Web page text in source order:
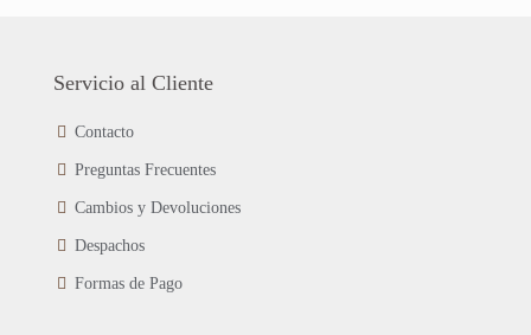
producto
opciones
elegir
producto
Servicio al Cliente
Contacto
Preguntas Frecuentes
Cambios y Devoluciones
Despachos
Formas de Pago